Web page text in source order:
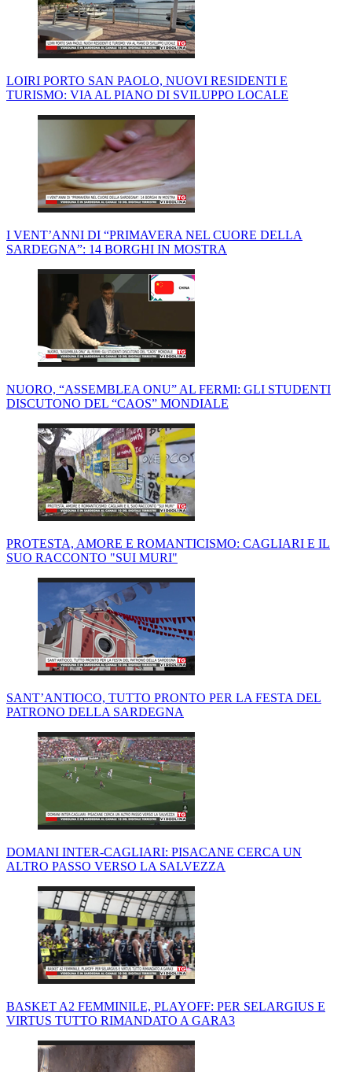
LOIRI PORTO SAN PAOLO, NUOVI RESIDENTI E
TURISMO: VIA AL PIANO DI SVILUPPO LOCALE
I VENT’ANNI DI “PRIMAVERA NEL CUORE DELLA
SARDEGNA”: 14 BORGHI IN MOSTRA
NUORO, “ASSEMBLEA ONU” AL FERMI: GLI STUDENTI
DISCUTONO DEL “CAOS” MONDIALE
PROTESTA, AMORE E ROMANTICISMO: CAGLIARI E IL
SUO RACCONTO "SUI MURI"
SANT’ANTIOCO, TUTTO PRONTO PER LA FESTA DEL
PATRONO DELLA SARDEGNA
DOMANI INTER-CAGLIARI: PISACANE CERCA UN
ALTRO PASSO VERSO LA SALVEZZA
BASKET A2 FEMMINILE, PLAYOFF: PER SELARGIUS E
VIRTUS TUTTO RIMANDATO A GARA3